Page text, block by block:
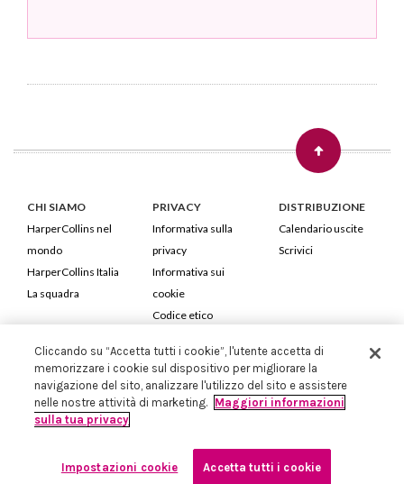
CHI SIAMO
HarperCollins nel
mondo
HarperCollins Italia
La squadra
PRIVACY
Informativa sulla
privacy
Informativa sui
cookie
Codice etico
DISTRIBUZIONE
Calendario uscite
Scrivici
HarperCollins Italia S.p.A. Viale Monte Nero, 84 - 20135 Milano
Cod. Fiscale e P.IVA 05946780151 - Capitale Sociale 258.250 €
Iscritta in Milano al Registro delle imprese nr.198004 e REA nr.1051898
Cliccando su “Accetta tutti i cookie”, l'utente accetta di
memorizzare i cookie sul dispositivo per migliorare la
navigazione del sito, analizzare l'utilizzo del sito e assistere
nelle nostre attività di marketing. Maggiori informazioni
sulla tua privacy
Impostazioni cookie Accetta tutti i cookie